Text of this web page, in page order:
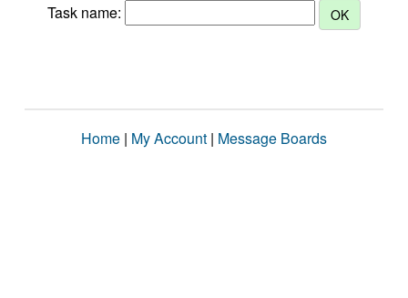
Task name:
Home | My Account | Message Boards